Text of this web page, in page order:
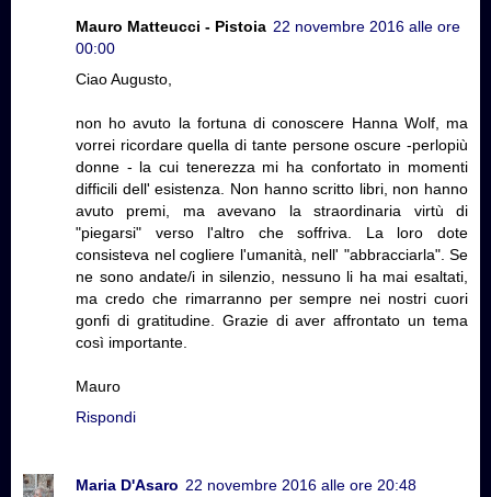
Mauro Matteucci - Pistoia 22 novembre 2016 alle ore
00:00
Ciao Augusto,
non ho avuto la fortuna di conoscere Hanna Wolf, ma
vorrei ricordare quella di tante persone oscure -perlopiù
donne - la cui tenerezza mi ha confortato in momenti
difficili dell' esistenza. Non hanno scritto libri, non hanno
avuto premi, ma avevano la straordinaria virtù di
"piegarsi" verso l'altro che soffriva. La loro dote
consisteva nel cogliere l'umanità, nell' "abbracciarla". Se
ne sono andate/i in silenzio, nessuno li ha mai esaltati,
ma credo che rimarranno per sempre nei nostri cuori
gonfi di gratitudine. Grazie di aver affrontato un tema
così importante.
Mauro
Rispondi
Maria D'Asaro 22 novembre 2016 alle ore 20:48